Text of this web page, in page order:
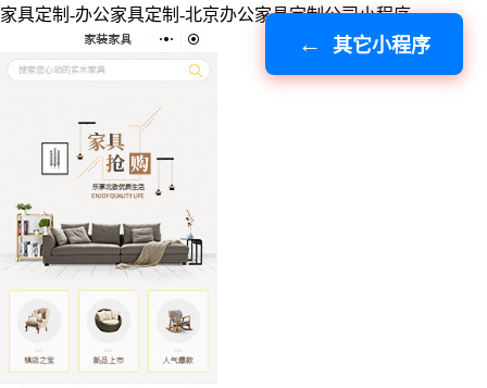
其它小程序
家具定制-办公家具定制-北京办公家具定制公司小程序